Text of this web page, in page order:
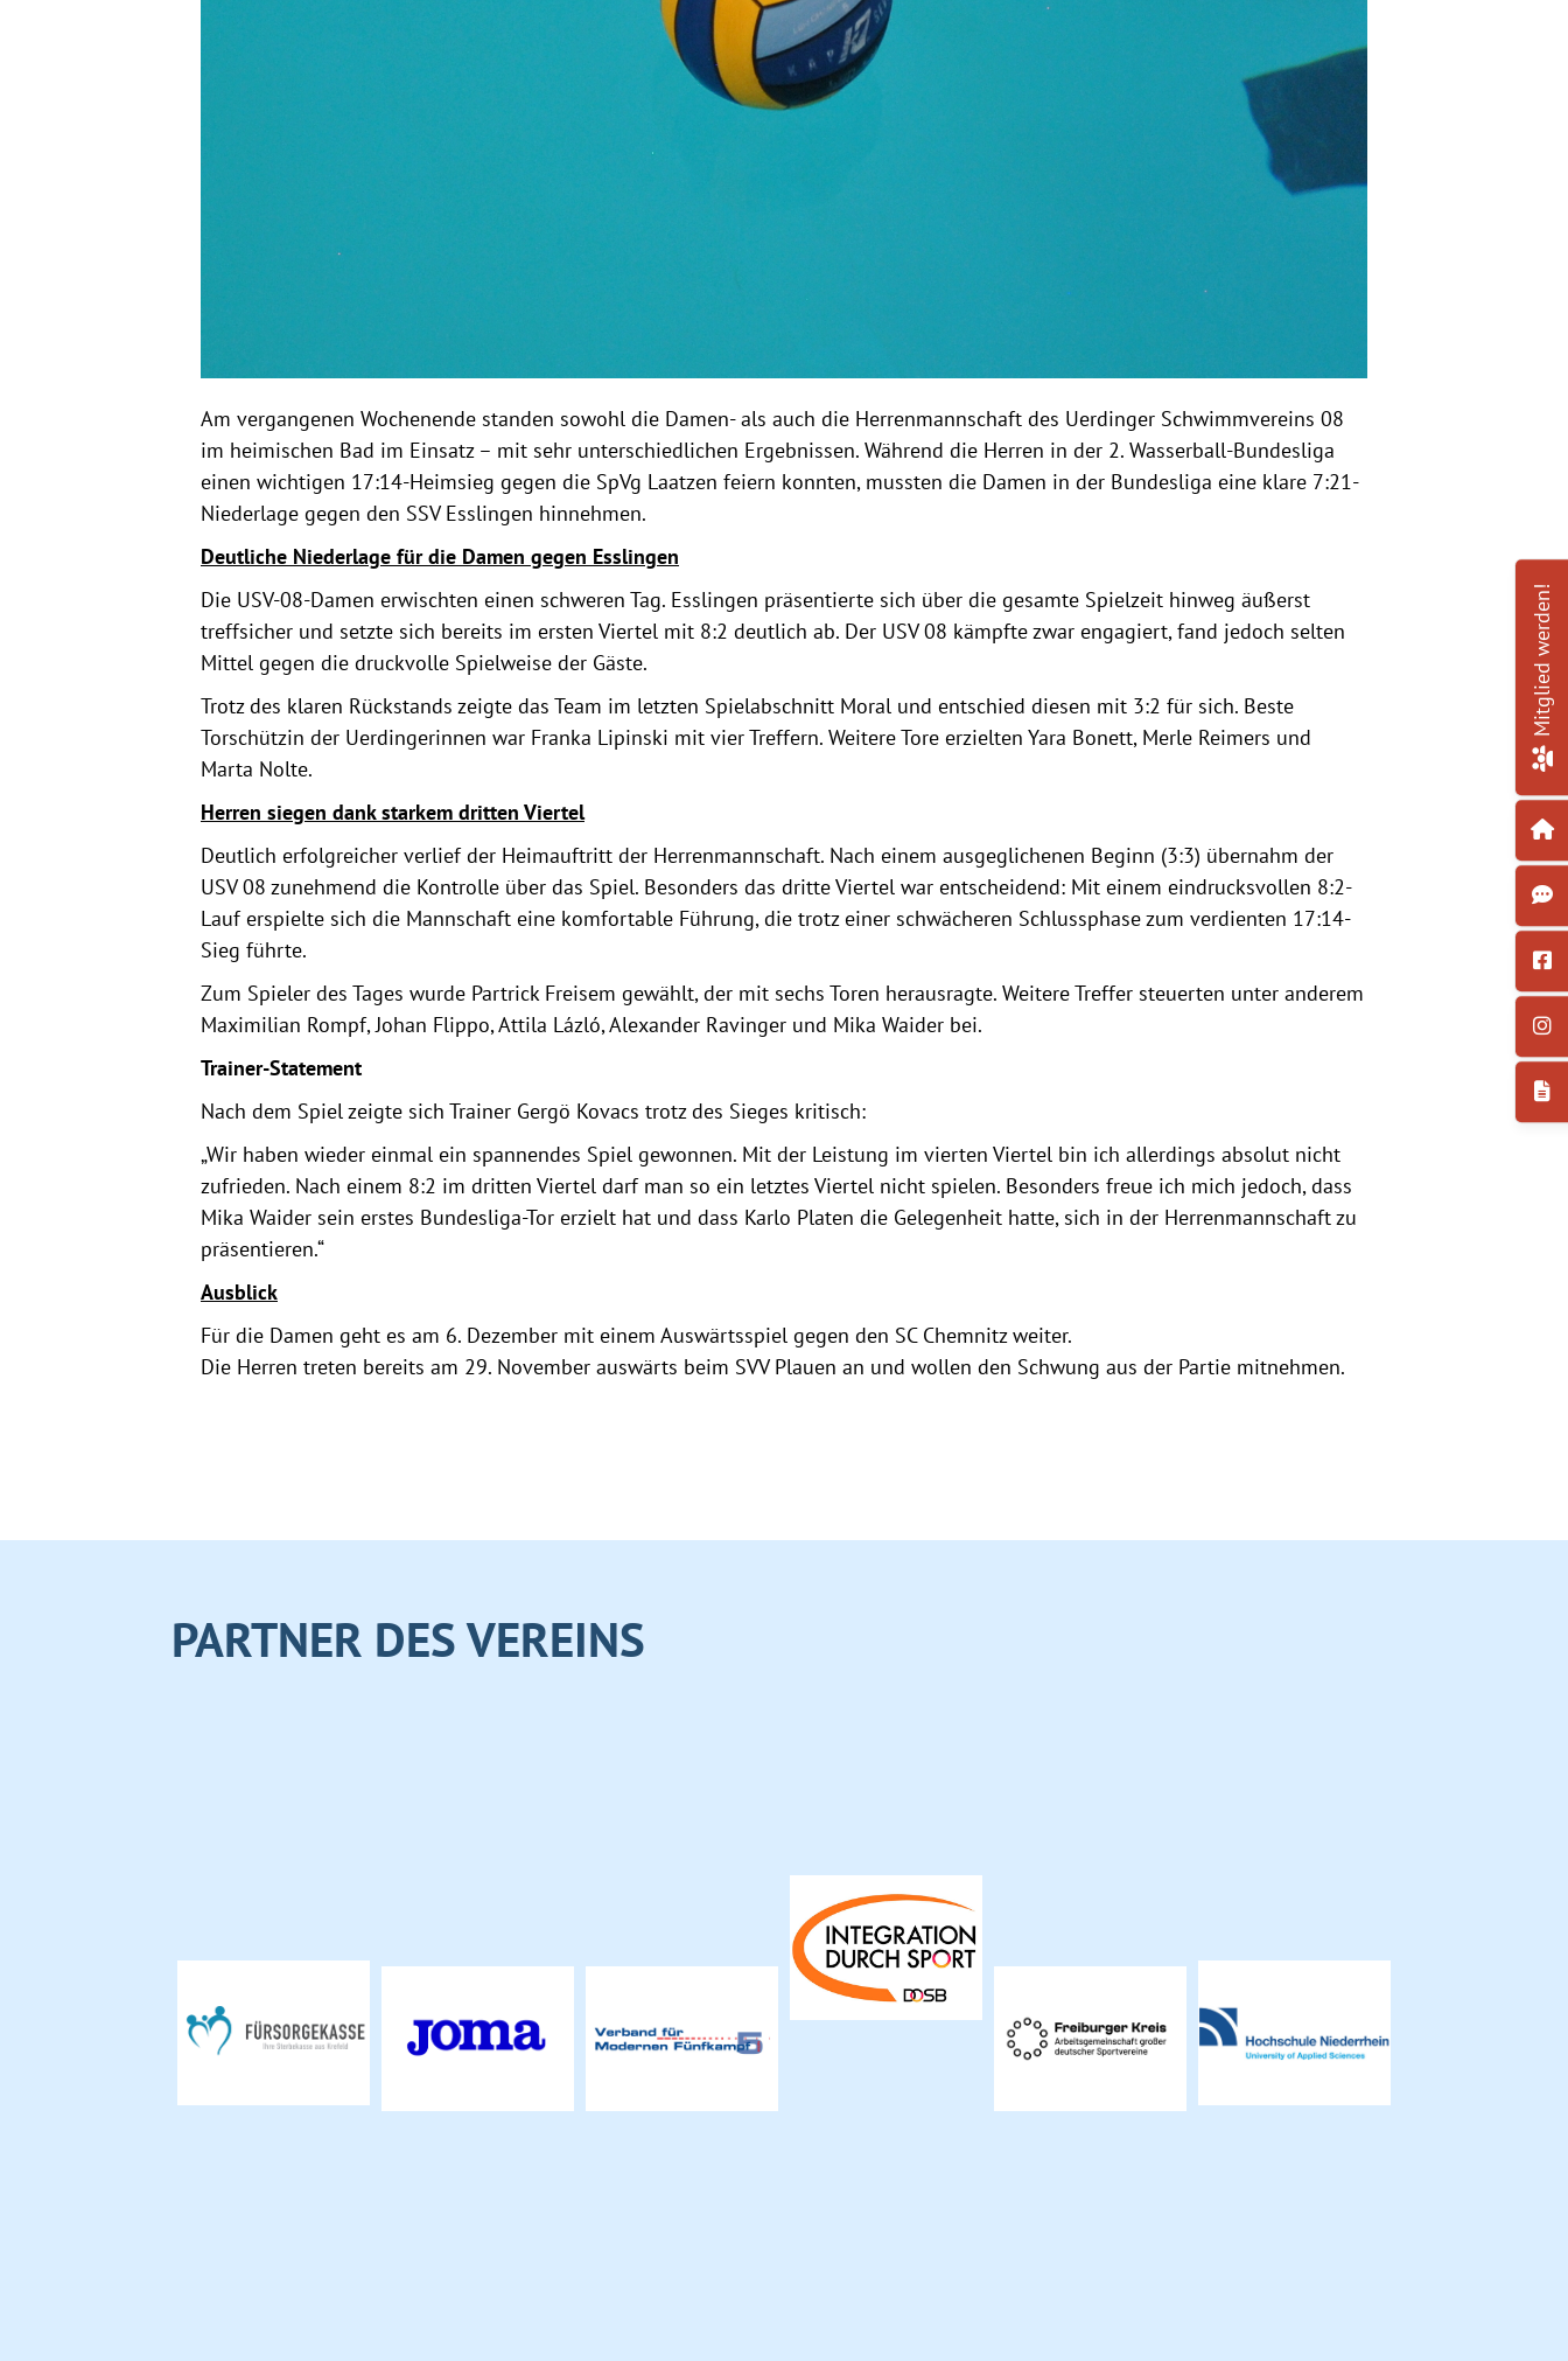
Am vergangenen Wochenende standen sowohl die Damen- als auch die Herrenmannschaft des Uerdinger Schwimmvereins 08
im heimischen Bad im Einsatz – mit sehr unterschiedlichen Ergebnissen. Während die Herren in der 2. Wasserball-Bundesliga
einen wichtigen 17:14-Heimsieg gegen die SpVg Laatzen feiern konnten, mussten die Damen in der Bundesliga eine klare 7:21-
Niederlage gegen den SSV Esslingen hinnehmen.
Deutliche Niederlage für die Damen gegen Esslingen
Die USV-08-Damen erwischten einen schweren Tag. Esslingen präsentierte sich über die gesamte Spielzeit hinweg äußerst
treffsicher und setzte sich bereits im ersten Viertel mit 8:2 deutlich ab. Der USV 08 kämpfte zwar engagiert, fand jedoch selten
Mittel gegen die druckvolle Spielweise der Gäste.
Trotz des klaren Rückstands zeigte das Team im letzten Spielabschnitt Moral und entschied diesen mit 3:2 für sich. Beste
Torschützin der Uerdingerinnen war Franka Lipinski mit vier Treffern. Weitere Tore erzielten Yara Bonett, Merle Reimers und
Marta Nolte.
Herren siegen dank starkem dritten Viertel
Deutlich erfolgreicher verlief der Heimauftritt der Herrenmannschaft. Nach einem ausgeglichenen Beginn (3:3) übernahm der
USV 08 zunehmend die Kontrolle über das Spiel. Besonders das dritte Viertel war entscheidend: Mit einem eindrucksvollen 8:2-
Lauf erspielte sich die Mannschaft eine komfortable Führung, die trotz einer schwächeren Schlussphase zum verdienten 17:14-
Sieg führte.
Zum Spieler des Tages wurde Partrick Freisem gewählt, der mit sechs Toren herausragte. Weitere Treffer steuerten unter anderem
Maximilian Rompf, Johan Flippo, Attila Lázló, Alexander Ravinger und Mika Waider bei.
Trainer-Statement
Nach dem Spiel zeigte sich Trainer Gergö Kovacs trotz des Sieges kritisch:
„Wir haben wieder einmal ein spannendes Spiel gewonnen. Mit der Leistung im vierten Viertel bin ich allerdings absolut nicht
zufrieden. Nach einem 8:2 im dritten Viertel darf man so ein letztes Viertel nicht spielen. Besonders freue ich mich jedoch, dass
Mika Waider sein erstes Bundesliga-Tor erzielt hat und dass Karlo Platen die Gelegenheit hatte, sich in der Herrenmannschaft zu
präsentieren.“
Ausblick
Für die Damen geht es am 6. Dezember mit einem Auswärtsspiel gegen den SC Chemnitz weiter.
Die Herren treten bereits am 29. November auswärts beim SVV Plauen an und wollen den Schwung aus der Partie mitnehmen.
PARTNER DES VEREINS
Mitglied werden!